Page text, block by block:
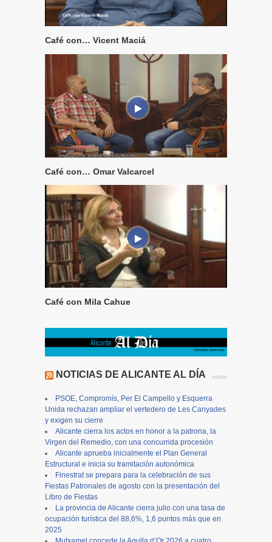
Café con… Vicent Maciá
Café con… Omar Valcarcel
Café con Mila Cahue
NOTICIAS DE ALICANTE AL DÍA
PSOE, Compromís, Per El Campello y Esquerra
Unida rechazan ampliar el vertedero de Les Canyades
y exigen su cierre
Alicante cierra los actos en honor a la patrona, la
Virgen del Remedio, con una concurrida procesión
Alicante aprueba inicialmente el Plan General
Estructural e inicia su tramitación autonómica
Finestrat se prepara para la celebración de sus
Fiestas Patronales de agosto con la presentación del
Libro de Fiestas
La provincia de Alicante cierra julio con una tasa de
ocupación turística del 88,6%, 1,6 puntos más que en
2025